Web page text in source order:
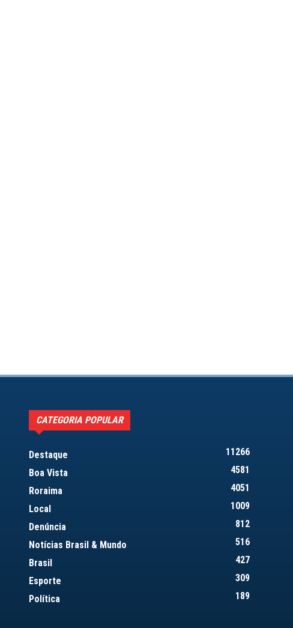
CATEGORIA POPULAR
Destaque
11266
Boa Vista
4581
Roraima
4051
Local
1009
Denúncia
812
Notícias Brasil & Mundo
516
Brasil
427
Esporte
309
Política
189